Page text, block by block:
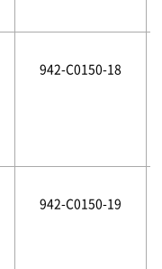
942-C0150-18
942-C0150-19